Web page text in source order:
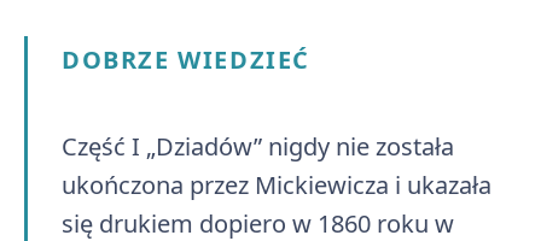
DOBRZE WIEDZIEĆ
Część I „Dziadów” nigdy nie została
ukończona przez Mickiewicza i ukazała
się drukiem dopiero w 1860 roku w